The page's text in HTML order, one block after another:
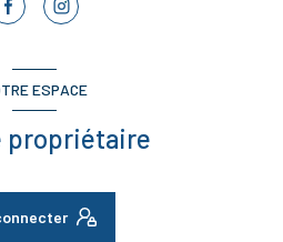
ESPACE
propriétaire